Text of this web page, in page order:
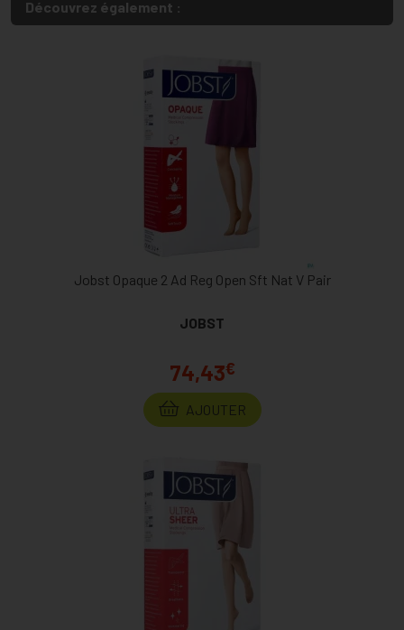
Découvrez également :
Jobst Opaque 2 Ad Reg Open Sft Nat V Pair
JOBST
74,43€
AJOUTER